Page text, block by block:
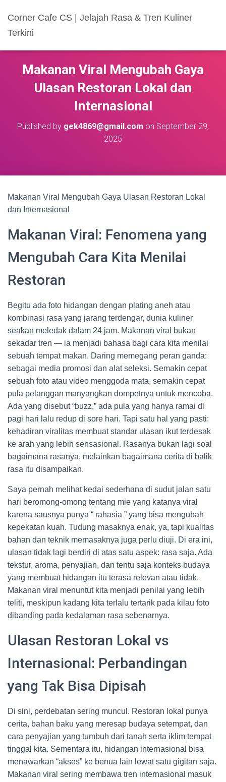
Corner Cafe CS | Jelajah Rasa & Tren Kuliner
Terkini
Makanan Viral Mengubah Gaya
Ulasan Restoran Lokal dan
Internasional
Published by gek4869@gmail.com on September 29,
2025
Makanan Viral Mengubah Gaya Ulasan Restoran Lokal
dan Internasional
Makanan Viral: Fenomena yang
Mengubah Cara Kita Menilai
Restoran
Begitu ada foto hidangan dengan plating aneh atau
kombinasi rasa yang jarang terdengar, dunia kuliner
seakan meledak dalam 24 jam. Makanan viral bukan
sekadar tren — ia menjadi bahasa bagi cara kita menilai
sebuah tempat makan. Daring memegang peran ganda:
sebagai media promosi dan alat seleksi. Semakin cepat
sebuah foto atau video menggoda mata, semakin cepat
pula pelanggan manyangkan dompetnya untuk mencoba.
Ada yang disebut “buzz,” ada pula yang hanya ramai di
pagi hari lalu redup di sore hari. Tapi satu hal yang pasti:
kehadiran viralitas membuat standar ulasan ikut terdesak
ke arah yang lebih sensasional. Rasanya bukan lagi soal
bagaimana rasanya, melainkan bagaimana cerita di balik
rasa itu disampaikan.
Saya pernah melihat kedai sederhana di sudut jalan satu
hari beromong-omong tentang mie yang katanya viral
karena sausnya punya “ rahasia ” yang bisa mengubah
kepekatan kuah. Tudung masaknya enak, ya, tapi kualitas
bahan dan teknik memasaknya juga perlu diuji. Di era ini,
ulasan tidak lagi berdiri di atas satu aspek: rasa saja. Ada
tekstur, aroma, penyajian, dan tentu saja konteks budaya
yang membuat hidangan itu terasa relevan atau tidak.
Makanan viral menuntut kita menjadi penilai yang lebih
teliti, meskipun kadang kita terlalu tertarik pada kilau foto
dibanding pada kedalaman rasa sebenarnya.
Ulasan Restoran Lokal vs
Internasional: Perbandingan
yang Tak Bisa Dipisah
Di sini, perdebatan sering muncul. Restoran lokal punya
cerita, bahan baku yang meresap budaya setempat, dan
cara penyajian yang tumbuh dari tanah serta iklim tempat
tinggal kita. Sementara itu, hidangan internasional bisa
menawarkan “akses” ke benua lain lewat satu gigitan saja.
Makanan viral sering membawa tren internasional masuk